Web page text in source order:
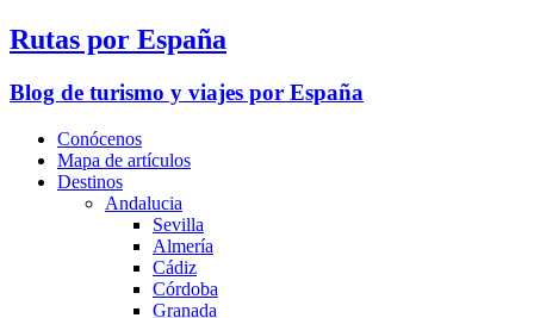
Rutas por España
Blog de turismo y viajes por España
Conócenos
Mapa de artículos
Destinos
Andalucia
Sevilla
Almería
Cádiz
Córdoba
Granada